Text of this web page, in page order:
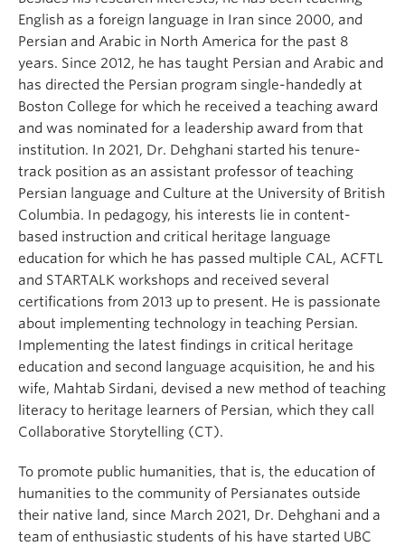
English as a foreign language in Iran since 2000, and
Persian and Arabic in North America for the past 8
years. Since 2012, he has taught Persian and Arabic and
has directed the Persian program single-handedly at
Boston College for which he received a teaching award
and was nominated for a leadership award from that
institution. In 2021, Dr. Dehghani started his tenure-
track position as an assistant professor of teaching
Persian language and Culture at the University of British
Columbia. In pedagogy, his interests lie in content-
based instruction and critical heritage language
education for which he has passed multiple CAL, ACFTL
and STARTALK workshops and received several
certifications from 2013 up to present. He is passionate
about implementing technology in teaching Persian.
Implementing the latest findings in critical heritage
education and second language acquisition, he and his
wife, Mahtab Sirdani, devised a new method of teaching
literacy to heritage learners of Persian, which they call
Collaborative Storytelling (CT).
To promote public humanities, that is, the education of
humanities to the community of Persianates outside
their native land, since March 2021, Dr. Dehghani and a
team of enthusiastic students of his have started UBC